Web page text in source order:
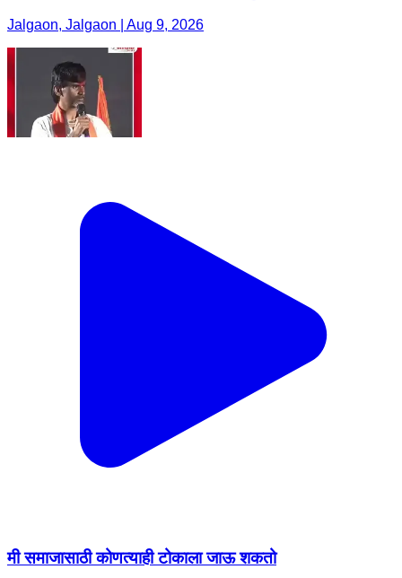
Jalgaon, Jalgaon | Aug 9, 2026
मी समाजासाठी कोणत्याही टोकाला जाऊ शकतो